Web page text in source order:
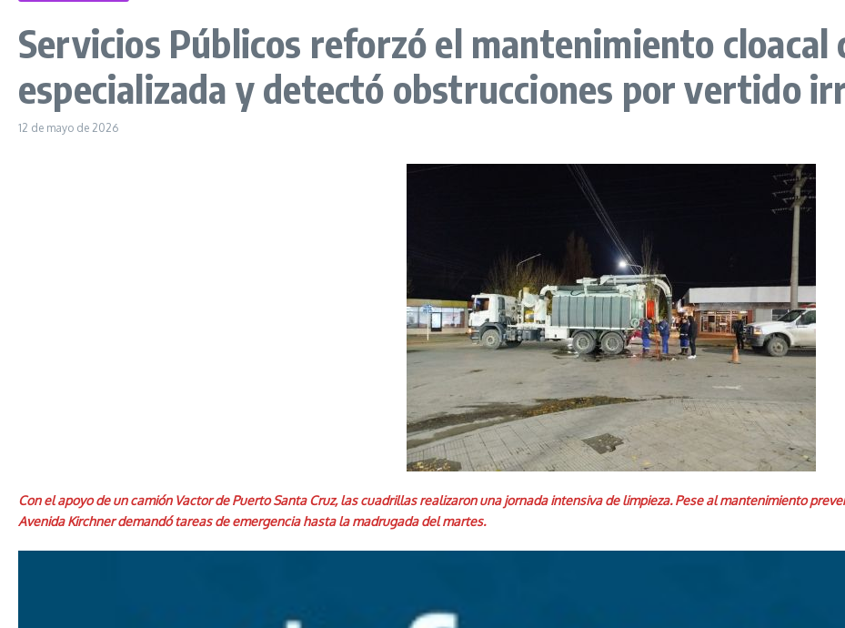
Servicios Públicos reforzó el mantenimiento cloacal
especializada y detectó obstrucciones por vertido
12 de mayo de 2026
Con el apoyo de un camión Vactor de Puerto Santa Cruz, las cuadrillas realizaron una jornada intensiva de limpieza. Pese al mantenimiento
Avenida Kirchner demandó tareas de emergencia hasta la madrugada del martes.